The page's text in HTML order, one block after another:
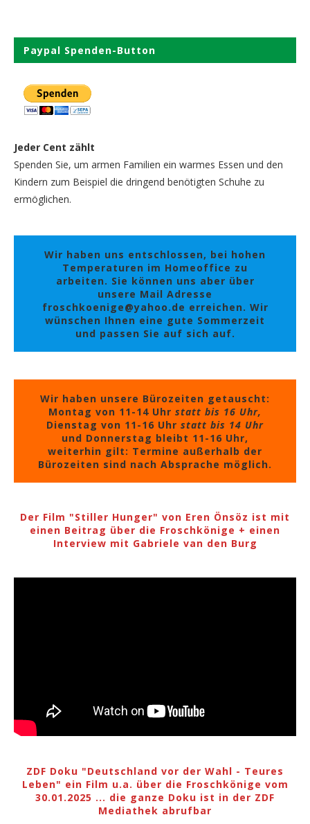
Paypal Spenden-Button
Jeder Cent zählt
Spenden Sie, um armen Familien ein warmes Essen und den
Kindern zum Beispiel die dringend benötigten Schuhe zu
ermöglichen.
Wir haben uns entschlossen, bei hohen
Temperaturen im Homeoffice zu
arbeiten. Sie können uns aber über
unsere Mail Adresse
froschkoenige@yahoo.de erreichen. Wir
wünschen Ihnen eine gute Sommerzeit
und passen Sie auf sich auf.
Wir haben unsere Bürozeiten getauscht:
Montag von 11-14 Uhr statt bis 16 Uhr,
Dienstag von 11-16 Uhr statt bis 14 Uhr
und Donnerstag bleibt 11-16 Uhr,
weiterhin gilt: Termine außerhalb der
Bürozeiten sind nach Absprache möglich.
Der Film "Stiller Hunger" von Eren Önsöz ist mit
einen Beitrag über die Froschkönige + einen
Interview mit Gabriele van den Burg
ZDF Doku "Deutschland vor der Wahl - Teures
Leben" ein Film u.a. über die Froschkönige vom
30.01.2025 ... die ganze Doku ist in der ZDF
Mediathek abrufbar